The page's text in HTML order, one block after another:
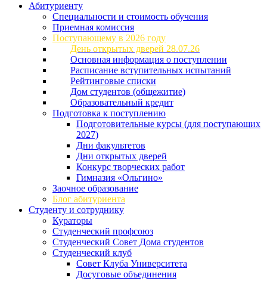
Абитуриенту
Специальности и стоимость обучения
Приемная комиссия
Поступающему в 2026 году
День открытых дверей 28.07.26
Основная информация о поступлении
Расписание вступительных испытаний
Рейтинговые списки
Дом студентов (общежитие)
Образовательный кредит
Подготовка к поступлению
Подготовительные курсы (для поступающих
2027)
Дни факультетов
Дни открытых дверей
Конкурс творческих работ
Гимназия «Ольгино»
Заочное образование
Блог абитуриента
Студенту и сотруднику
Кураторы
Студенческий профсоюз
Студенческий Совет Дома студентов
Студенческий клуб
Совет Клуба Университета
Досуговые объединения